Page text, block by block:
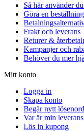
Så här använder
Göra en beställning
Frakt och leverans
Returer &
Kampanjer och
Behöver du mer
Mitt konto
Logga in
Skapa konto
Begär nytt lösenord
Var är min
Lös in kupong